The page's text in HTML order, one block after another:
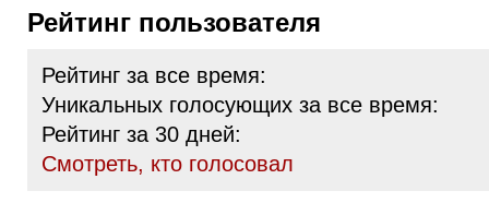
Рейтинг пользователя
Рейтинг за все время:
Уникальных голосующих за все время:
Рейтинг за 30 дней:
Cмотреть, кто голосовал